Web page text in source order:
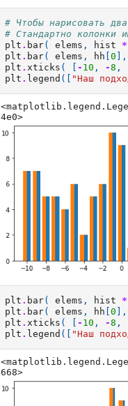
# Чтобы нарисовать
# Стандартно колонки
plt . bar( elems , hist *
plt . bar( elems , hh [0 ],
plt .xticks ( - 10 , -8 ,
plt . legend ([ "Наш
4e0>
plt . bar( elems , hist *
plt . bar( elems , hh [0 ],
plt .xticks ( - 10 , -8 ,
plt . legend ([ "Наш
668>